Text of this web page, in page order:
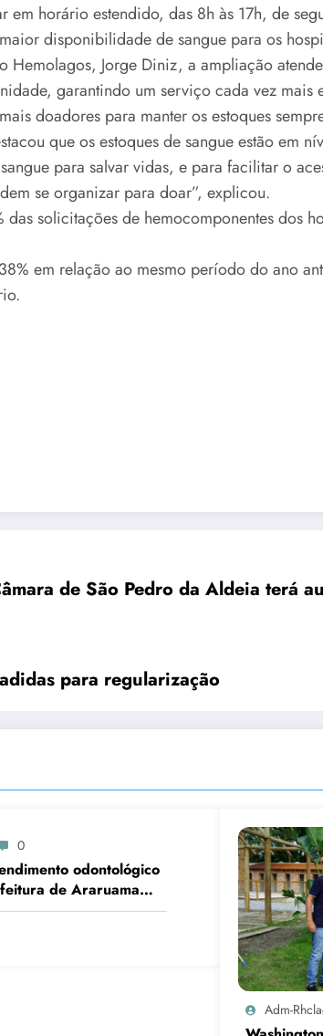
horário estendido, das 8h às 17h, de
disponibilidade de sangue para os
Jorge Diniz, a ampliação
garantindo um serviço cada vez
doadores para manter os estoques
que os estoques de sangue estão em
para salvar vidas, e para facilitar o
se organizar para doar”, explicou.
solicitações de hemocomponentes dos
em relação ao mesmo período do ano
Câmara de São
para regularização
0
odontológico
de Araruama
famílias atípicas
Adm-